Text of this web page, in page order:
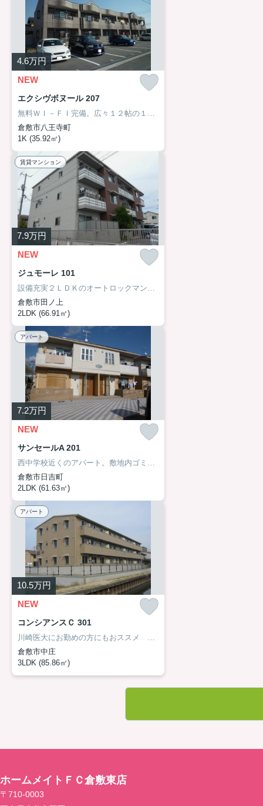
4.6万円
NEW
エクシヴボヌール 207
無料ＷＩ－ＦＩ完備。広々１２帖の１Ｋ、余裕のある間取りです。
倉敷市八王寺町
1K (35.92㎡)
賃貸マンション
7.9万円
NEW
ジュモーレ 101
設備充実２ＬＤＫのオートロックマンション。宅配ボックス完備。
倉敷市田ノ上
2LDK (66.91㎡)
アパート
7.2万円
NEW
サンセールA 201
西中学校近くのアパート。敷地内ゴミST・当番ありません。
倉敷市日吉町
2LDK (61.63㎡)
アパート
10.5万円
NEW
コンシアンスＣ 301
川崎医大にお勤めの方にもおススメ オートロック ネット無料
倉敷市中庄
3LDK (85.86㎡)
ホームメイトＦＣ倉敷東店
〒710-0003